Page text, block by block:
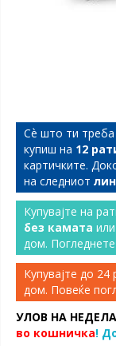
Сѐ што ти
купиш на 12
картичките.
на следниот
Купувајте на
без камата или
дом.
Купувајте до
дом. Повеќе
УЛОВ НА
во кошничка!